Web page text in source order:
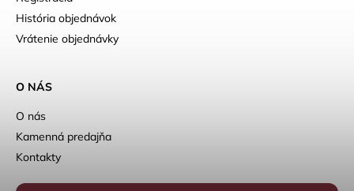
História objednávok
Vrátenie objednávky
O NÁS
O nás
Kamenná predajňa
Kontakty